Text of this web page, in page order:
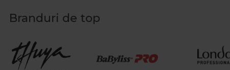
Branduri de top